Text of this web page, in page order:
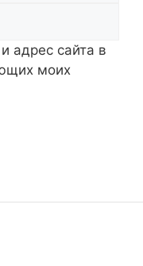
адрес сайта в
моих